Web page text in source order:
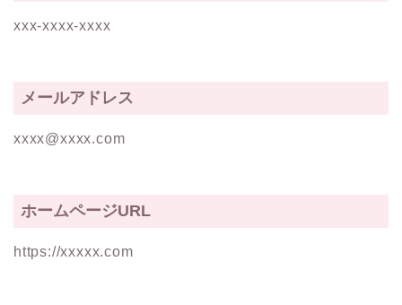
xxx-xxxx-xxxx
メールアドレス
xxxx@xxxx.com
ホームページURL
https://xxxxx.com